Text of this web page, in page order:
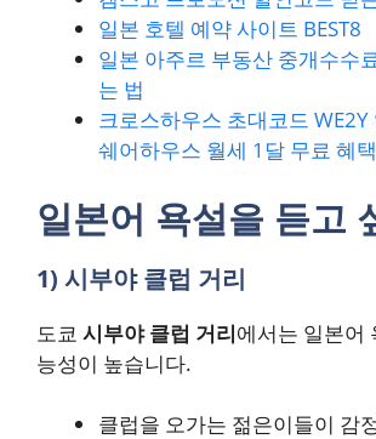
일본 호텔 예약 사이트 BEST8
일본 아주르 부동산 중개수수
는 법
크로스하우스 초대코드
쉐어하우스 월세 1달 무료 혜
일본어 욕설을 듣고
1) 시부야 클럽 거리
도쿄 시부야 클럽 거리에서는 일본어
능성이 높습니다.
클럽을 오가는 젊은이들이 감